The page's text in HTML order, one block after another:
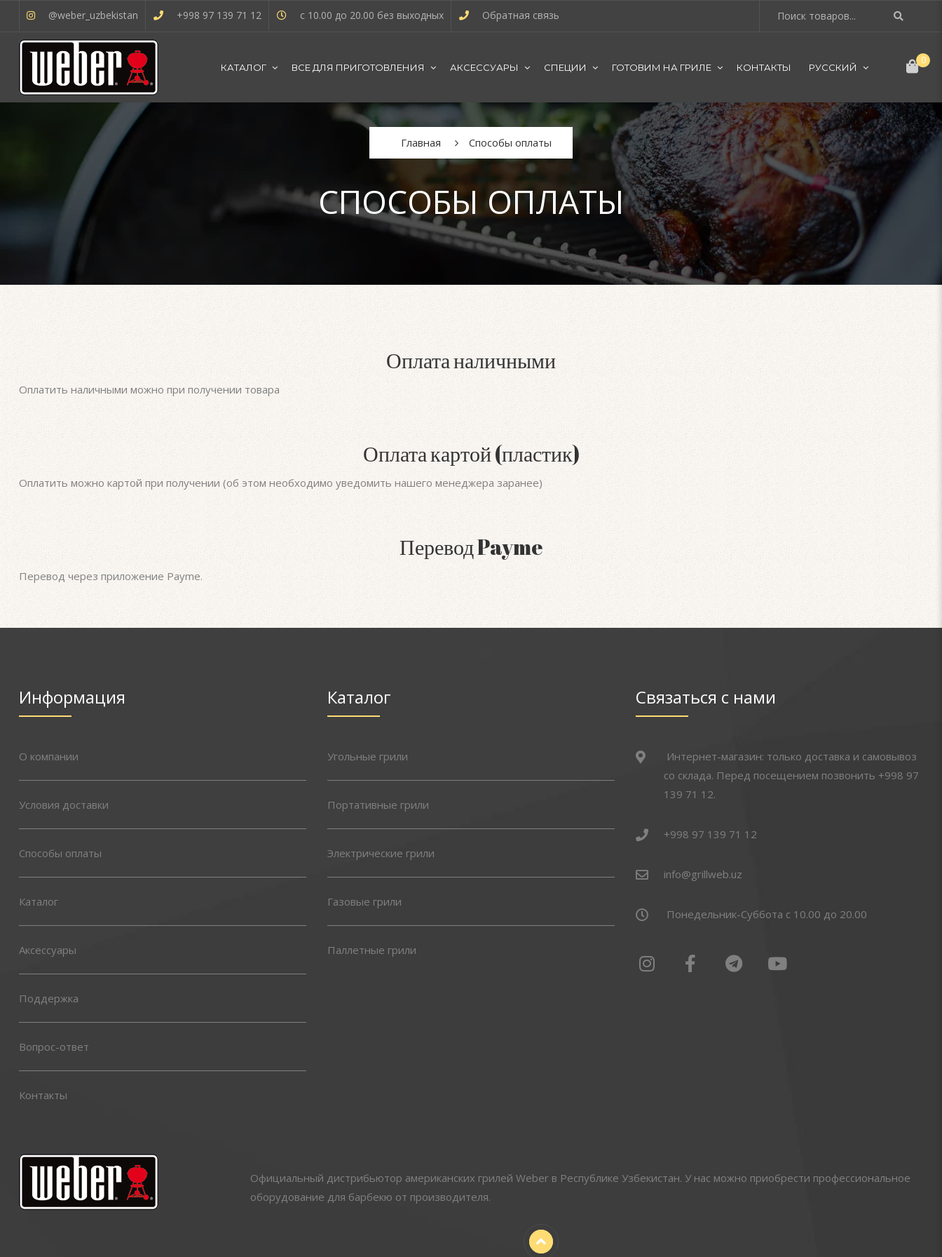
@weber_uzbekistan +998 97 139 71 12 с 10.00 до 20.00 без выходных Обратная связь
КАТАЛОГ ВСЕ ДЛЯ ПРИГОТОВЛЕНИЯ АКСЕССУАРЫ СПЕЦИИ ГОТОВИМ НА ГРИЛЕ КОНТАКТЫ РУССКИЙ
0
СПОСОБЫ ОПЛАТЫ
Главная Способы оплаты
Оплата наличными
Оплатить наличными можно при получении товара
Оплата картой (пластик)
Оплатить можно картой при получении (об этом необходимо уведомить нашего менеджера заранее)
Перевод Payme
Перевод через приложение Payme.
Информация
О компании
Условия доставки
Способы оплаты
Каталог
Аксессуары
Поддержка
Вопрос-ответ
Контакты
Каталог
Угольные грили
Портативные грили
Электрические грили
Газовые грили
Паллетные грили
Связаться с нами
Интернет-магазин: только доставка и самовывоз
со склада. Перед посещением позвонить +998 97
139 71 12.
+998 97 139 71 12
info@grillweb.uz
Понедельник-Суббота с 10.00 до 20.00
Официальный дистрибьютор американских грилей Weber в Республике Узбекистан. У нас можно приобрести профессиональное
оборудование для барбекю от производителя.